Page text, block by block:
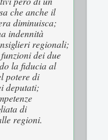
che anche il
diminuisca;
indennità
regionali;
dei due
la fiducia al
potere di
deputati;
di
regioni.